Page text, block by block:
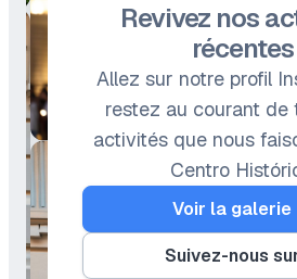
Revivez nos
récentes
Allez sur notre profil
restez au courant de
activités que nous
Centro
Voir la galerie
Suivez-nous